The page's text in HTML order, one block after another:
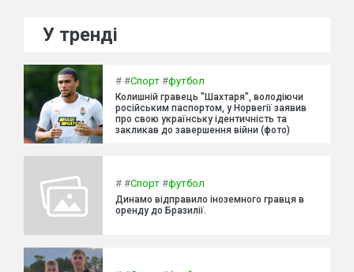
У тренді
# #Спорт #футбол
Колишній гравець "Шахтаря", володіючи
російським паспортом, у Норвегії заявив
про свою українську ідентичність та
закликав до завершення війни (фото)
# #Спорт #футбол
Динамо відправило іноземного гравця в
оренду до Бразилії.